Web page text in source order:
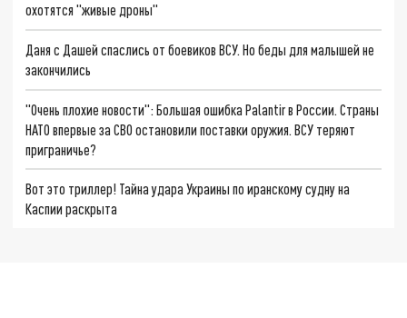
охотятся "живые дроны"
Даня с Дашей спаслись от боевиков ВСУ. Но беды для малышей не
закончились
"Очень плохие новости": Большая ошибка Palantir в России. Страны
НАТО впервые за СВО остановили поставки оружия. ВСУ теряют
приграничье?
Вот это триллер! Тайна удара Украины по иранскому судну на
Каспии раскрыта